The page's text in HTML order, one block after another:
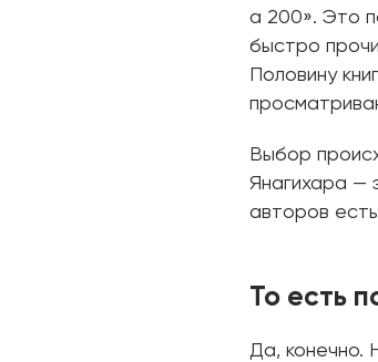
а 200». Это
быстро
Половину
Выбор
Янагихара —
авторов
То есть
Да, конечно.